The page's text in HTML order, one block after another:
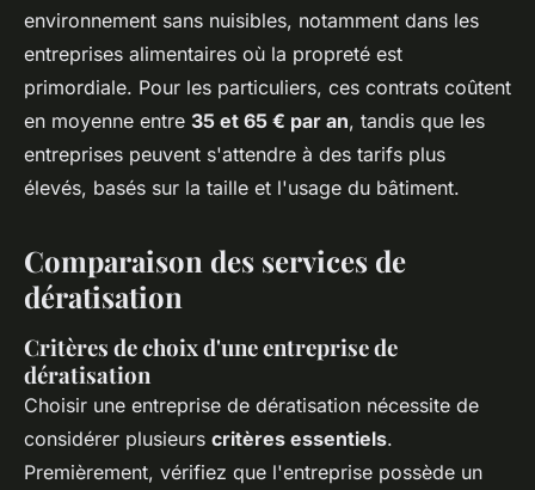
environnement sans nuisibles, notamment dans les
entreprises alimentaires où la propreté est
primordiale. Pour les particuliers, ces contrats coûtent
en moyenne entre 35 et 65 € par an, tandis que les
entreprises peuvent s'attendre à des tarifs plus
élevés, basés sur la taille et l'usage du bâtiment.
Comparaison des services de
dératisation
Critères de choix d'une entreprise de
dératisation
Choisir une entreprise de dératisation nécessite de
considérer plusieurs critères essentiels.
Premièrement, vérifiez que l'entreprise possède un